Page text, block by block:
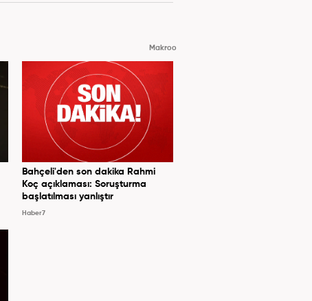
Makroo
Bahçeli'den son dakika Rahmi
Koç açıklaması: Soruşturma
başlatılması yanlıştır
Haber7